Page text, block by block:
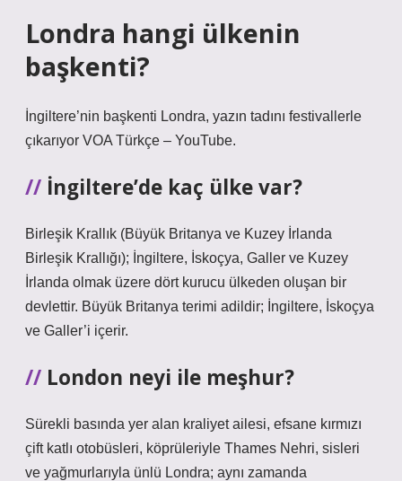
Londra hangi ülkenin
başkenti?
İngiltere’nin başkenti Londra, yazın tadını festivallerle
çıkarıyor VOA Türkçe – YouTube.
İngiltere’de kaç ülke var?
Birleşik Krallık (Büyük Britanya ve Kuzey İrlanda
Birleşik Krallığı); İngiltere, İskoçya, Galler ve Kuzey
İrlanda olmak üzere dört kurucu ülkeden oluşan bir
devlettir. Büyük Britanya terimi adildir; İngiltere, İskoçya
ve Galler’i içerir.
London neyi ile meşhur?
Sürekli basında yer alan kraliyet ailesi, efsane kırmızı
çift katlı otobüsleri, köprüleriyle Thames Nehri, sisleri
ve yağmurlarıyla ünlü Londra; aynı zamanda